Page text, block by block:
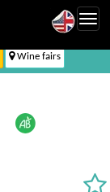
Wine fairs